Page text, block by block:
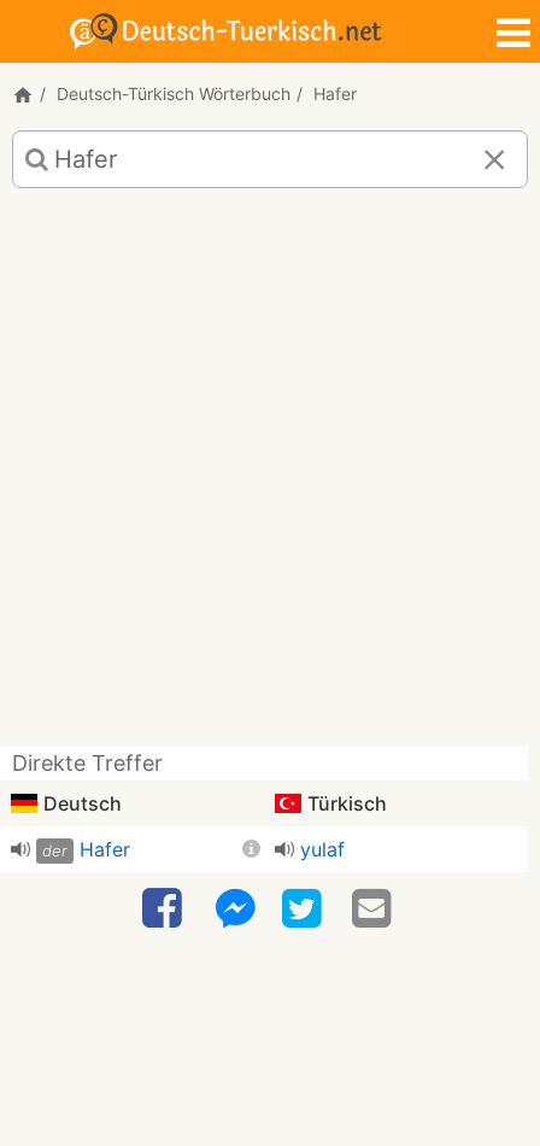
Deutsch-Türkisch Wörterbuch Hafer
Deutsch-
Türkisch
Übersetzung
Direkte Treffer
Deutsch Türkisch
der Hafer yulaf